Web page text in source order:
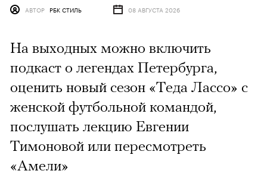
АВТОР РБК СТИЛЬ 08 АВГУСТА 2026
На выходных можно включить
подкаст о легендах Петербурга,
оценить новый сезон «Теда Лассо» с
женской футбольной командой,
послушать лекцию Евгении
Тимоновой или пересмотреть
«Амели»